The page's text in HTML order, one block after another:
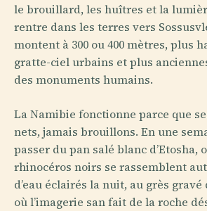
le brouillard, les huîtres et la
rentre dans les terres vers
montent à 300 ou 400 mètres, plus
gratte-ciel urbains et plus
des monuments humains.
La Namibie fonctionne parce que
nets, jamais brouillons. En une
passer du pan salé blanc d’Etosha,
rhinocéros noirs se rassemblent
d’eau éclairés la nuit, au grès
où l’imagerie san fait de la roche